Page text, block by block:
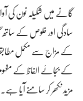
گانے میں شکیلہ نون کی
سادگی اور خلوص کے ساتھ
کے مزاج سے مکمل
کے بجائے الفاظ کے
مزید نکھر کر سامنے آیا ہے۔